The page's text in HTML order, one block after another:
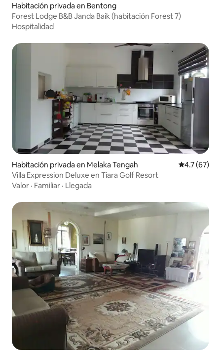
Habitación privada en Bentong
Forest Lodge B&B Janda Baik (habitación Forest 7)
Hospitalidad
Habitación privada en Melaka Tengah Calificación
4.7 (67)
Villa Expression Deluxe en Tiara Golf Resort
Valor · Familiar · Llegada